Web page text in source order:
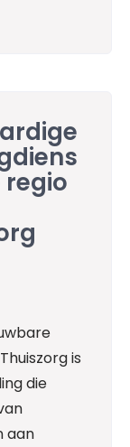
regio
is
die
aan